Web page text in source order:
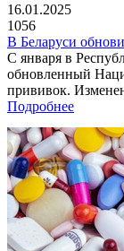
16.01.2025
1056
В Беларуси
С января в
обновленный
прививок.
Подробнее